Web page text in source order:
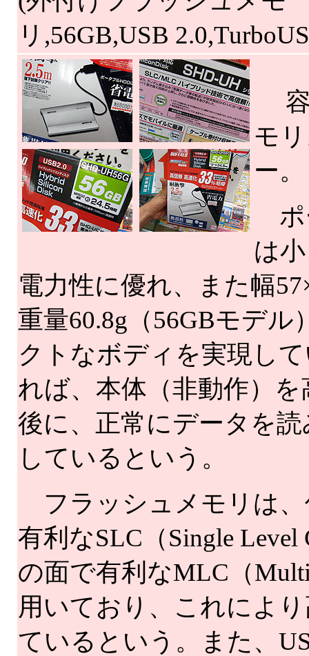
リ,56GB,USB
容
モ
ー。
ポ
は
電力性に優れ、また幅
重量60.8g（56GBモデ
クトなボディを実現し
れば、本体（非動作）
後に、正常にデータを
しているという。
フラッシュメモリは、
有利なSLC（Single
の面で有利なMLC（
用いており、これによ
ているという。また、